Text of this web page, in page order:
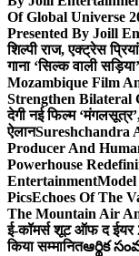
Of Global Universe
Presented By Joill
शिल्पी राज, एक्ट्रेस
गाना ‘सिल्क वाली
Mozambique Film
Strengthen Bilateral
देगी नई फिल्म ‘मंगलसूत्र’,
ऐलानSureshchandra
Producer And
Powerhouse
EntertainmentModel
PicsEchoes Of The
The Mountain Air
ई-कॉमर्स शूट ऑफ द ईयर
किया सम्मानितఆర్థిక